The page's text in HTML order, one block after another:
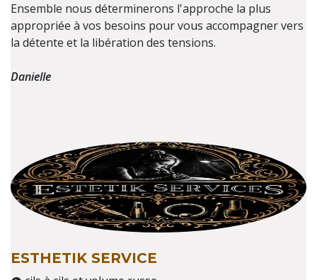
Ensemble nous déterminerons l'approche la plus
appropriée à vos besoins pour vous accompagner vers
la détente et la libération des tensions.
Danielle
ESTHETIK SERVICE